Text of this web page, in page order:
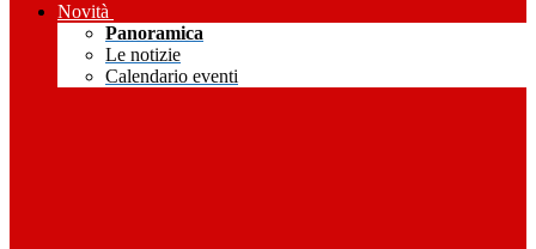
Novità
Panoramica
Le notizie
Calendario eventi